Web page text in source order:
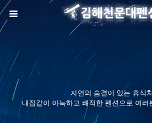
메뉴 건너뛰기
자연의 숨결이 있는 휴식처
내집같이 아늑하고 쾌적한 펜션으로 여러
Sketchbook5, 스케치
Sketchbook5, 스케치